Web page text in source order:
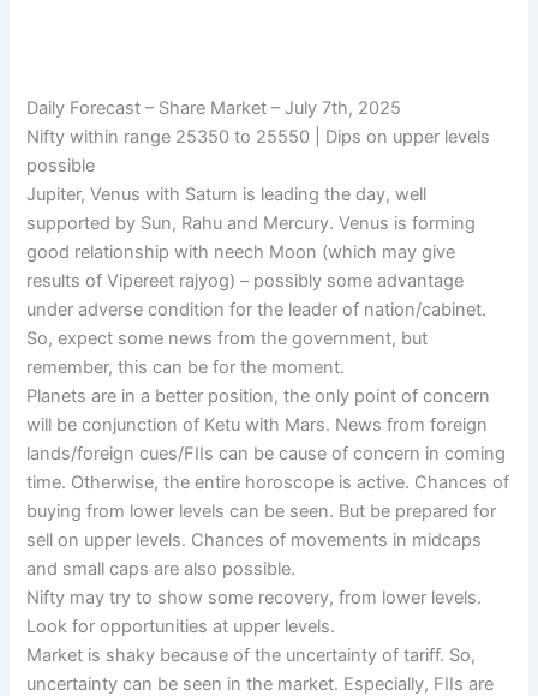
Daily Forecast – Share Market – July 7th, 2025
Nifty within range 25350 to 25550 | Dips on upper levels
possible
Jupiter, Venus with Saturn is leading the day, well
supported by Sun, Rahu and Mercury. Venus is forming
good relationship with neech Moon (which may give
results of Vipereet rajyog) – possibly some advantage
under adverse condition for the leader of nation/cabinet.
So, expect some news from the government, but
remember, this can be for the moment.
Planets are in a better position, the only point of concern
will be conjunction of Ketu with Mars. News from foreign
lands/foreign cues/FIIs can be cause of concern in coming
time. Otherwise, the entire horoscope is active. Chances of
buying from lower levels can be seen. But be prepared for
sell on upper levels. Chances of movements in midcaps
and small caps are also possible.
Nifty may try to show some recovery, from lower levels.
Look for opportunities at upper levels.
Market is shaky because of the uncertainty of tariff. So,
uncertainty can be seen in the market. Especially, FIIs are